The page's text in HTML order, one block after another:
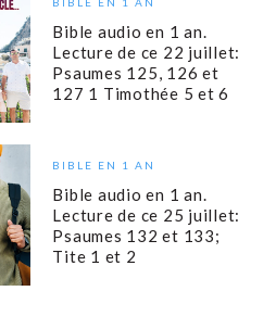
Bible audio en 1 an.
Lecture de ce 22 juillet:
Psaumes 125, 126 et
127 1 Timothée 5 et 6
BIBLE EN 1 AN
Bible audio en 1 an.
Lecture de ce 25 juillet:
Psaumes 132 et 133;
Tite 1 et 2